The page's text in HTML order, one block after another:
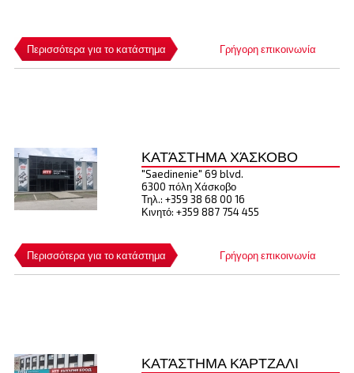
Περισσότερα για το κατάστημα Γρήγορη επικοινωνία
Περισσότερα για το κατάστημα Γρήγορη επικοινωνία
ΚΑΤΆΣΤΗΜΑ ΧΆΣΚΟΒΟ
"Saedinenie" 69 blvd.
6300 πόλη Χάσκοβο
Τηλ.: +359 38 68 00 16
Κινητό: +359 887 754 455
ΚΑΤΆΣΤΗΜΑ ΚΆΡΤΖΑΛΙ